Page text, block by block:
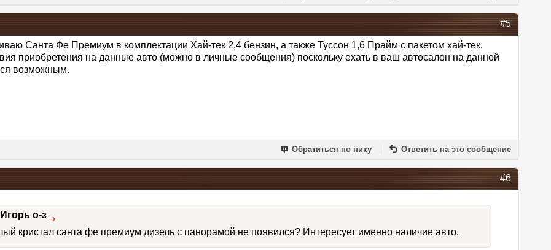
#5
Санта Фе Премиум в комплектации Хай-тек 2,4 бензин, а также Туссон 1,6 Прайм с пакетом хай-тек.
приобретения на данные авто (можно в личные сообщения) поскольку ехать в ваш автосалон на данной
возможным.
Обратиться по нику Ответить на это сообщение
#6
Игорь о-з
кристал санта фе премиум дизель с панорамой не появился? Интересует именно наличие авто.